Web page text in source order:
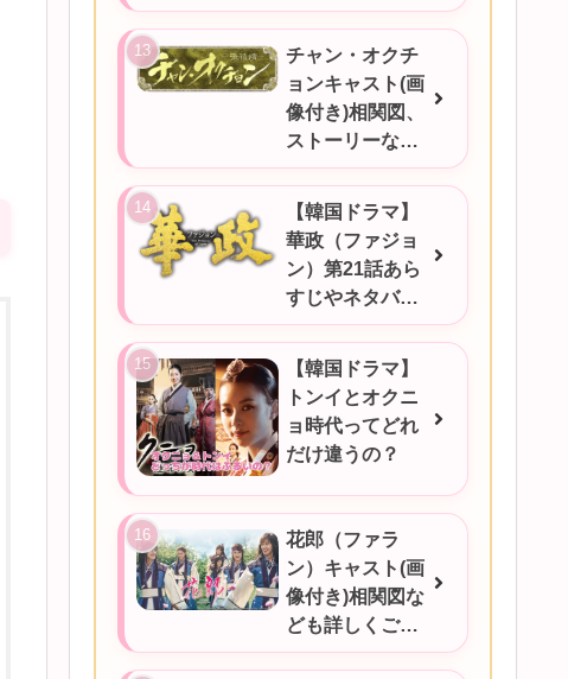
ジ
チャン・オクチ
ョンキャスト(画
像付き)相関図、
ストーリーなど
ご紹介★
【韓国ドラマ】
華政（ファジョ
ン）第21話あら
すじやネタバ
レ、感想など！
【韓国ドラマ】
トンイとオクニ
ョ時代ってどれ
だけ違うの？
花郎（ファラ
ン）キャスト(画
像付き)相関図な
ども詳しくご紹
介★